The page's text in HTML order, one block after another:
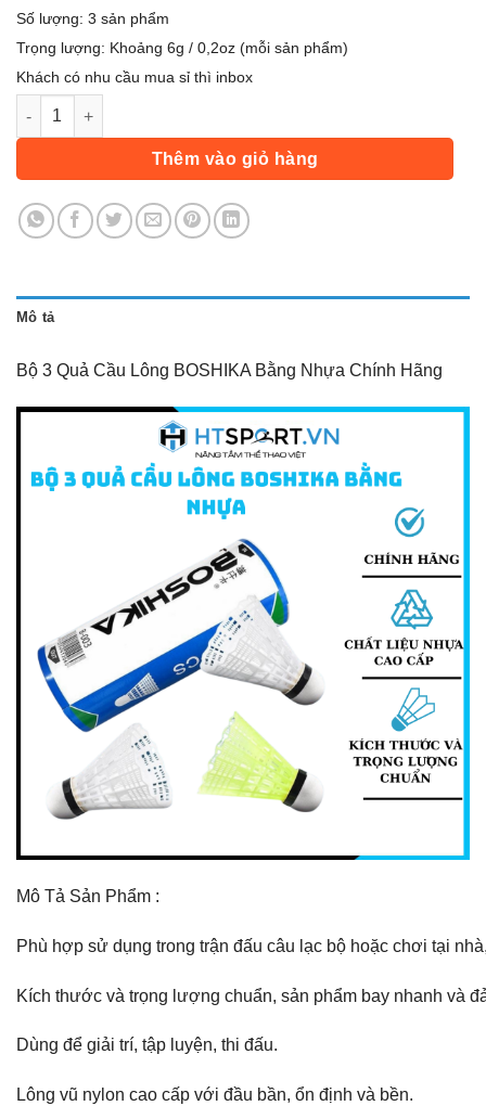
Số lượng: 3 sản phẩm
Trọng lượng: Khoảng 6g / 0,2oz (mỗi sản phẩm)
Khách có nhu cầu mua sỉ thì inbox
Bộ 3 Quả Cầu Lông BOSHIKA Bằng Nhựa Chính Hãng số lượng
Thêm vào giỏ hàng
Mô tả
Bộ 3 Quả Cầu Lông BOSHIKA Bằng Nhựa Chính Hãng
Mô Tả Sản Phẩm :
Phù hợp sử dụng trong trận đấu câu lạc bộ hoặc chơi tại
Kích thước và trọng lượng chuẩn, sản phẩm bay nhanh và
Dùng để giải trí, tập luyện, thi đấu.
Lông vũ nylon cao cấp với đầu bần, ổn định và bền.